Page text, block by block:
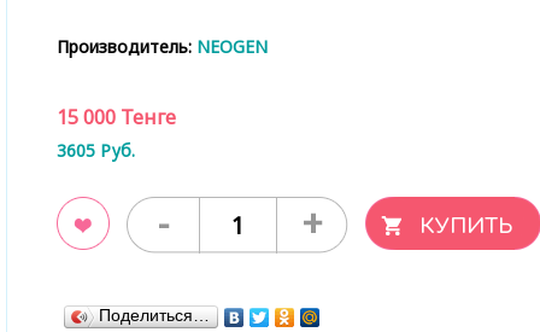
Производитель: NEOGEN
15 000 Тенге
3605 Руб.
- +
Поделиться…